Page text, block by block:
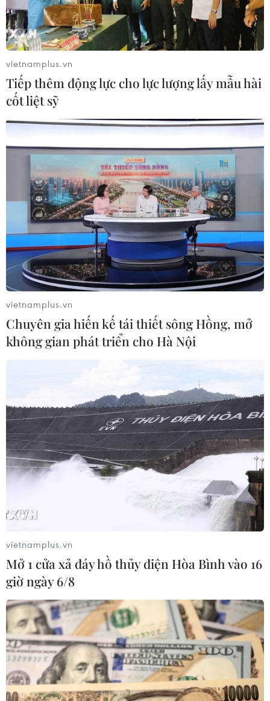
Australia: Bão đổ bộ gây lũ quét, sân bay
Sydney gián đoạn hoạt động
24/12/2023 14:31
Cơn bão đổ bộ khiến Sân bay Sydney và nhiều tuyến
đường xung quanh sân bay bị ngập lụt; nhiều chuyến
bay đã phải chuyển hướng hoặc bị hoãn để đảm bảo
an toàn cho hành khách.
Australia: Mưa lớn dẫn đến lũ quét tại
thành phố Sydney
Lực lượng cứu hộ Australia đã giải cứu 2 người bị kẹt
trong ôtô tại ngoại ô thành phố Sydney, đồng thời
khuyến cáo người dân không đi xe qua dòng nước lũ.
vietnamplus.vn
Tiếp thêm động lực cho lực lượng lấy mẫu hài
cốt liệt sỹ
vietnamplus.vn
Chuyên gia hiến kế tái thiết sông Hồng, mở
không gian phát triển cho Hà Nội
vietnamplus.vn
Mở 1 cửa xả đáy hồ thủy điện Hòa Bình vào 16
giờ ngày 6/8